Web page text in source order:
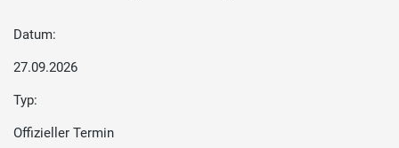
Datum:
27.09.2026
Typ:
Offizieller Termin